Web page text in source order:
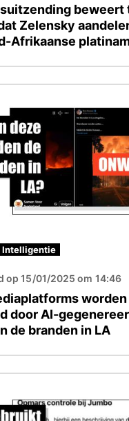
beweert
Zelensky
Afrikaanse
Intelligentie
op 15/01/2025 om 14:46
worden
door AI-
de branden in LA